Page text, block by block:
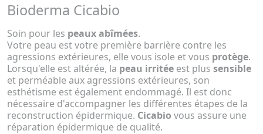
Bioderma Cicabio
Soin pour les peaux abîmées.
Votre peau est votre première barrière contre les
agressions extérieures, elle vous isole et vous protège.
Lorsqu'elle est altérée, la peau irritée est plus sensible
et perméable aux agressions extérieures, son
esthétisme est également endommagé. Il est donc
nécessaire d'accompagner les différentes étapes de la
reconstruction épidermique. Cicabio vous assure une
réparation épidermique de qualité.